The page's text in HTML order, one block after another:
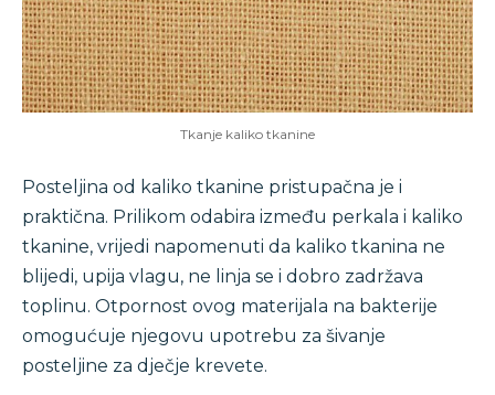
Tkanje kaliko tkanine
Posteljina od kaliko tkanine pristupačna je i
praktična. Prilikom odabira između perkala i kaliko
tkanine, vrijedi napomenuti da kaliko tkanina ne
blijedi, upija vlagu, ne linja se i dobro zadržava
toplinu. Otpornost ovog materijala na bakterije
omogućuje njegovu upotrebu za šivanje
posteljine za dječje krevete.